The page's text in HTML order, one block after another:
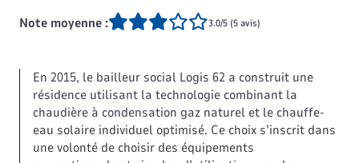
Note moyenne : 3.0/5 (5 avis)
En 2015, le bailleur social Logis 62 a construit une
résidence utilisant la technologie combinant la
chaudière à condensation gaz naturel et le chauffe-
eau solaire individuel optimisé. Ce choix s’inscrit dans
une volonté de choisir des équipements